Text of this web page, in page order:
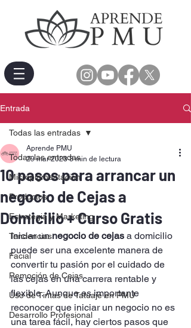
Entrada
Todas las entradas
Micropigmentación
Productos
Estrategia y Marketing
Tendencias
Facial
Remoción de Cejas
Uso de Tintas de Tatuaje en PMU
Desarrollo Profesional
Todas las entradas
10 pasos para arrancar un
negocio de Cejas a
Domicilio + Curso Gratis
Aprende PMU
29 mar 2023 3 min de lectura
Iniciar un negocio de cejas a domicilio
puede ser una excelente manera de
convertir tu pasión por el cuidado de
las cejas en una carrera rentable y
flexible. Aunque es importante
reconocer que iniciar un negocio no es
una tarea fácil, hay ciertos pasos que